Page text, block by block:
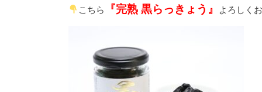
こちら 『完熟 黒らっきょう』 よろしく